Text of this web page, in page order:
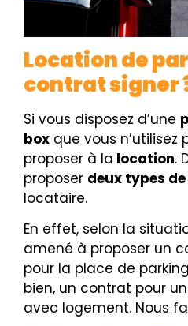
Location de
contrat signer
Si vous disposez d’une
box que vous n’utilisez
proposer à la location.
proposer deux types
locataire.
En effet, selon la
amené à proposer un
pour la place de
bien, un contrat pour
avec logement. Nous